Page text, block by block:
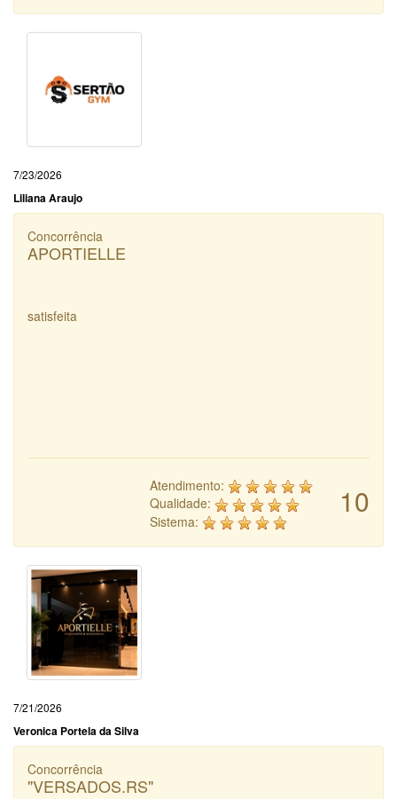
7/23/2026
Liliana Araujo
Concorrência
APORTIELLE
satisfeita
10
Atendimento:
Qualidade:
Sistema:
7/21/2026
Veronica Portela da Silva
Concorrência
"VERSADOS.RS"